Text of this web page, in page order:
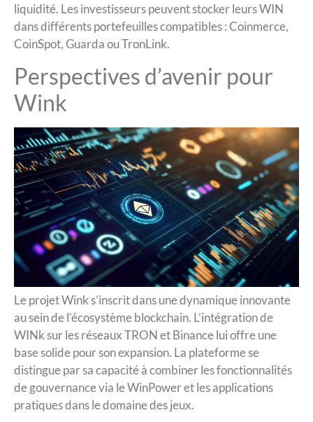
liquidité. Les investisseurs peuvent stocker leurs WIN
dans différents portefeuilles compatibles : Coinmerce,
CoinSpot, Guarda ou TronLink.
Perspectives d’avenir pour
Wink
Le projet Wink s’inscrit dans une dynamique innovante
au sein de l’écosystème blockchain. L’intégration de
WINk sur les réseaux TRON et Binance lui offre une
base solide pour son expansion. La plateforme se
distingue par sa capacité à combiner les fonctionnalités
de gouvernance via le WinPower et les applications
pratiques dans le domaine des jeux.